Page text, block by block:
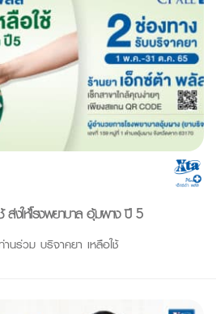
ส่งให้โรงพยาบาล อุ้มผาง ปี 5
ร่วม บริจาคยา เหลือใช้